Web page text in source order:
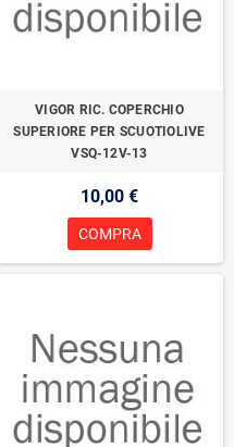
VIGOR RIC. COPERCHIO
SUPERIORE PER SCUOTIOLIVE
VSQ-12V-13
10,00 €
COMPRA